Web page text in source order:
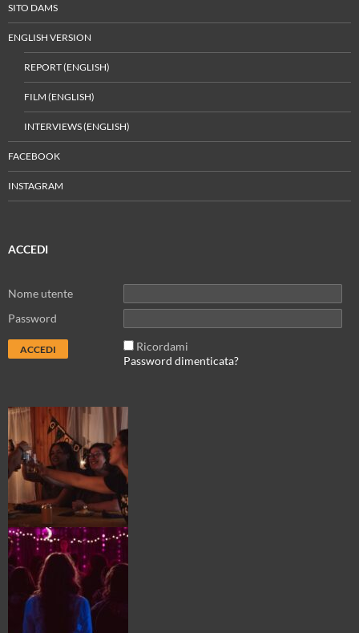
SITO DAMS
ENGLISH VERSION
REPORT (ENGLISH)
FILM (ENGLISH)
INTERVIEWS (ENGLISH)
FACEBOOK
INSTAGRAM
ACCEDI
Nome utente
Password
Ricordami
Password dimenticata?